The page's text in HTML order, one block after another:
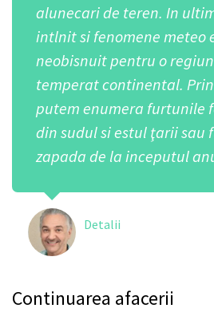
alunecari de teren. In
intlnit si fenomene meteo
neobisnuit pentru o
temperat continental.
putem enumera furtunile
din sudul si estul ţarii sau
zapada de la inceputul
Detalii
Continuarea afacerii